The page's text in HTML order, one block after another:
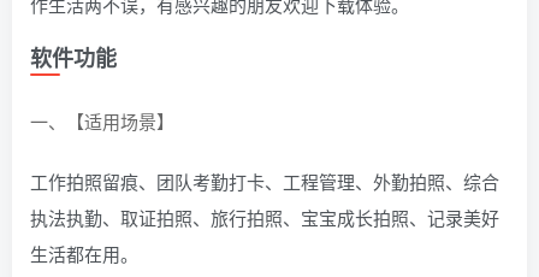
软件功能
一、【适用场景】
工作拍照留痕、团队考勤打卡、工程管理、外勤拍照、综合
执法执勤、取证拍照、旅行拍照、宝宝成长拍照、记录美好
生活都在用。